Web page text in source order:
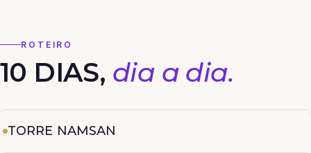
ROTEIRO
10 DIAS, dia a dia.
TORRE NAMSAN